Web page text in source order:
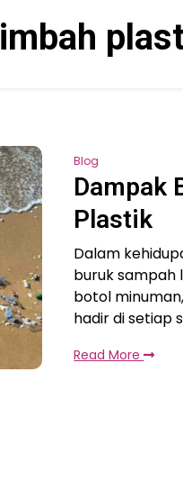
limbah
Blog
Dampak
Plastik
Dalam
buruk sampah
botol
hadir di setiap
Read More